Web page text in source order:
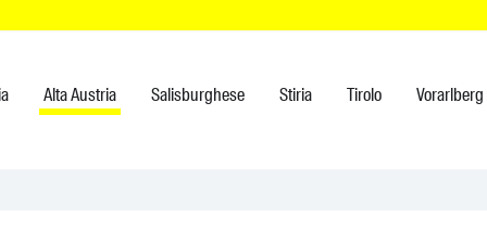
Alta Austria Salisburghese Stiria Tirolo Vorarlberg